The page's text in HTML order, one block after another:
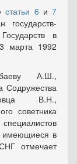
статьи 6 и7
государств-
в
марта 1992
А.Ш.,
Содружества
В.Н.,
советника
имеющиеся в
отмечает